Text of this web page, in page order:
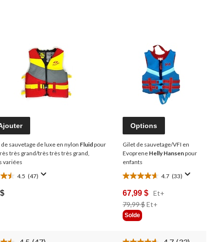
sauvetage de luxe en nylon Fluidpour
très grand/très très très grand,
variées
4.5 (47)
Options
Gilet de sauvetage/VFI en
Evoprene Helly Hansenpour
enfants
4.7 (33)
4.7
étoile(s)
sur
5.
33
67,99 $ Et+
79,99 $Et+
Solde